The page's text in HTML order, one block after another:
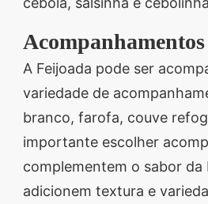
Acompanhamentos
A Feijoada pode ser
variedade de
branco, farofa, couve
importante escolher
complementem o sabor da
adicionem textura e